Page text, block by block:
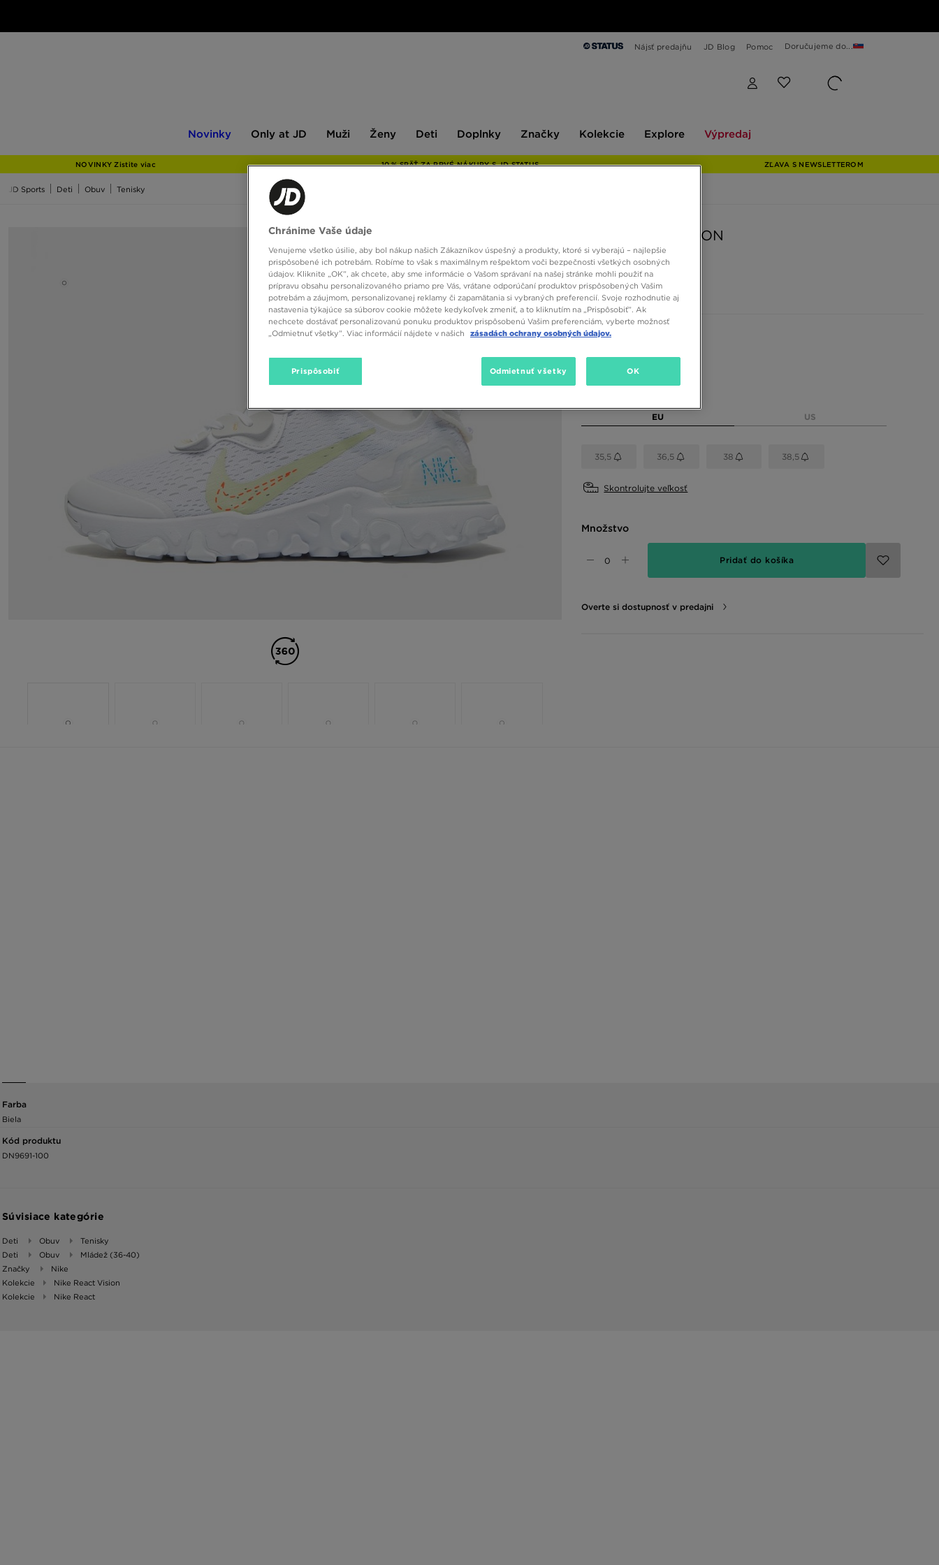
Nájsť predajňu JD Blog Pomoc Doručujeme do...
Novinky
JD
Only at JD Muži Ženy Deti Doplnky Značky Kolekcie Explore Výpredaj
NOVINKY Zistite viac 10 % SPÄŤ ZA PRVÉ NÁKUPY S JD STATUS ZĽAVA S NEWSLETTEROM
JD Sports Deti Obuv Tenisky
NIKE REACT VISION
68,00 €
Dostupné farby
Vybrať veľkosť
EU US
35,5 36,5 38 38,5
Skontrolujte veľkosť
Množstvo
Pridať do košíka
Overte si dostupnosť v predajni
Farba
Biela
Kód produktu
DN9691-100
Súvisiace kategórie
Deti Obuv
Tenisky
Deti
Obuv
Mládež (36-40)
Značky
Nike
Kolekcie
Nike React Vision
Kolekcie
Nike React
Chránime Vaše údaje
Venujeme všetko úsilie, aby bol nákup našich Zákazníkov úspešný a produkty, ktoré si vyberajú – najlepšie
prispôsobené ich potrebám. Robíme to však s maximálnym rešpektom voči bezpečnosti všetkých osobných
údajov. Kliknite „OK”, ak chcete, aby sme informácie o Vašom správaní na našej stránke mohli použiť na
prípravu obsahu personalizovaného priamo pre Vás, vrátane odporúčaní produktov prispôsobených Vašim
potrebám a záujmom, personalizovanej reklamy či zapamätania si vybraných preferencií. Svoje rozhodnutie aj
nastavenia týkajúce sa súborov cookie môžete kedykoľvek zmeniť, a to kliknutím na „Prispôsobiť”. Ak
nechcete dostávať personalizovanú ponuku produktov prispôsobenú Vašim preferenciám, vyberte možnosť
„Odmietnuť všetky”. Viac informácií nájdete v našich
zásadách ochrany osobných údajov.
Prispôsobiť Odmietnuť všetky OK